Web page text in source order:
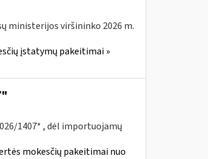
ministerijos viršininko 2026 m.
įstatymų pakeitimai »
1407* , dėl importuojamų
mokesčių pakeitimai nuo